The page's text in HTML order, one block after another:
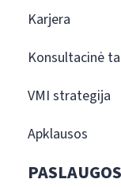
Karjera
Konsultacinė
VMI strategija
Apklausos
PASLAUGOS